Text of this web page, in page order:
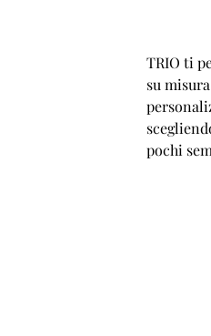
TRIO ti
su
pochi